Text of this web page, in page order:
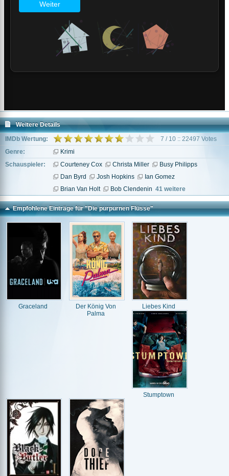
Weitere Details
IMDb Wertung:
7 / 10 :: 22497 Votes
Genre:
Krimi
Schauspieler:
Courteney Cox Christa Miller
Busy Philipps
Dan Byrd
Josh Hopkins
Ian Gomez
Brian Van Holt
Bob Clendenin 41 weitere
Empfohlene Einträge für "Die purpurnen Flüsse"
Graceland
Der König Von
Palma
Liebes Kind
Stumptown